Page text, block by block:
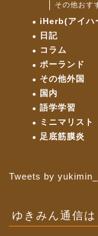
その他おす
iHerb(アイハ
日記
コラム
ポーランド
その他外国
国内
語学学習
ミニマリスト
足底筋膜炎
Tweets by
ゆきみん通信は